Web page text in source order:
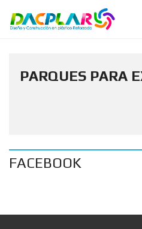
PARQUES PARA
FACEBOOK